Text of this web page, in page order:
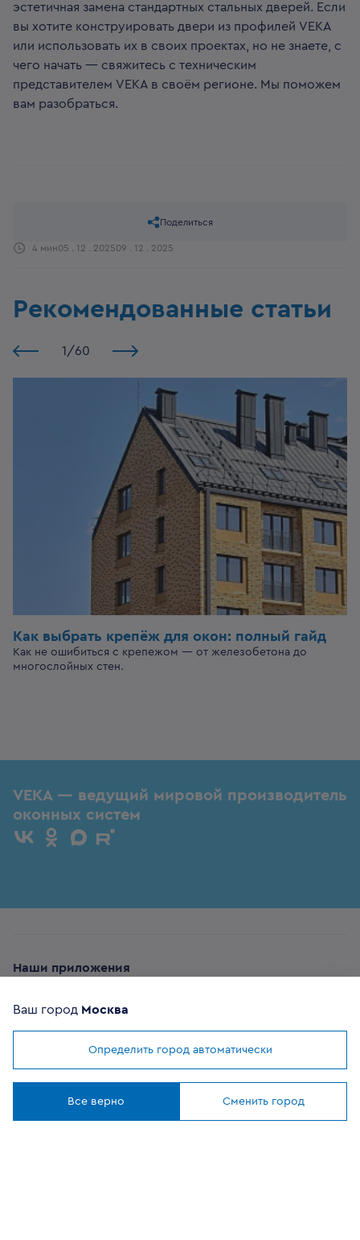
эстетичная замена стандартных стальных дверей. Если
вы хотите конструировать двери из профилей VEKA
или использовать их в своих проектах, но не знаете, с
чего начать — свяжитесь с техническим
представителем VEKA в своём регионе. Мы поможем
вам разобраться.
4 мин05 . 12 . 202509 . 12 . 2025
Поделиться
Рекомендованные статьи
1 /60
Как выбрать крепёж для окон: полный гайд
Как не ошибиться с крепежом — от железобетона до
многослойных стен.
Мы используем cookies
VEKA — ведущий мировой производитель
оконных систем
Наши приложения
Ваш город Москва
Определить город автоматически
Все верно Сменить город